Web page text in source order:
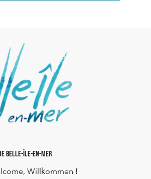
Belle-Île-en-Mer
Willkommen !